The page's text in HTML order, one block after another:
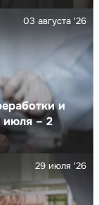
и
июля – 2
03 августа '26
29 июля '26